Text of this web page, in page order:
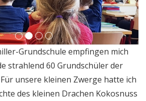
Grundschule empfingen mich
strahlend 60 Grundschüler der
Für unsere kleinen Zwerge hatte ich
des kleinen Drachen Kokosnuss